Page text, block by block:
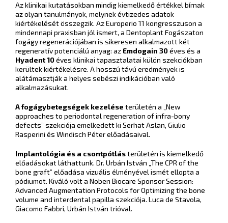
Az klinikai kutatásokban mindig kiemelkedő értékkel bírnak
az olyan tanulmányok, melynek évtizedes adatok
kiértékelését összegzik. Az Europerio 11 kongresszuson a
mindennapi praxisban jól ismert, a Dentoplant Fogászaton
fogágy regenerációjában is sikeresen alkalmazott két
regeneratív potenciálú anyag: az Emdogain 30éves és a
Hyadent 10éves klinikai tapasztalatai külön szekciókban
kerültek kiértékelésre. A hosszú távú eredmények is
alátámasztják a helyes sebészi indikációban való
alkalmazásukat.
A fogágybetegségek kezelése területén a „New
approaches to periodontal regeneration of infra-bony
defects” szekciója emelkedett ki Serhat Aslan, Giulio
Rasperini és Windisch Péter előadásaival.
Implantológia és a csontpótlásterületén is kiemelkedő
előadásokat láthattunk. Dr. Urbán István „The CPR of the
bone graft” előadása vizuális élményével ismét ellopta a
pódiumot. Kiváló volt a Noben Biocare Sponsor Session:
Advanced Augmentation Protocols for Optimizing the bone
volume and interdental papilla szekciója. Luca de Stavola,
Giacomo Fabbri, Urbán István trióval.